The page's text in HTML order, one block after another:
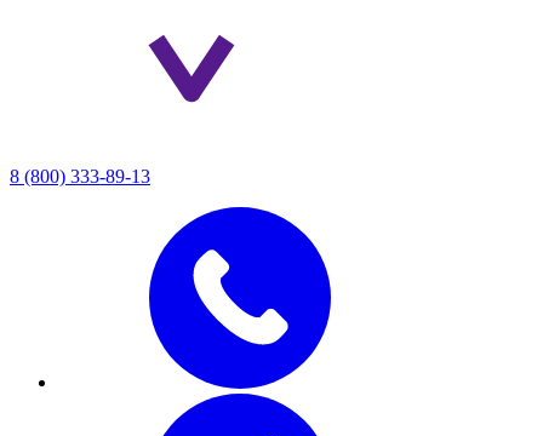
8 (800) 333-89-13